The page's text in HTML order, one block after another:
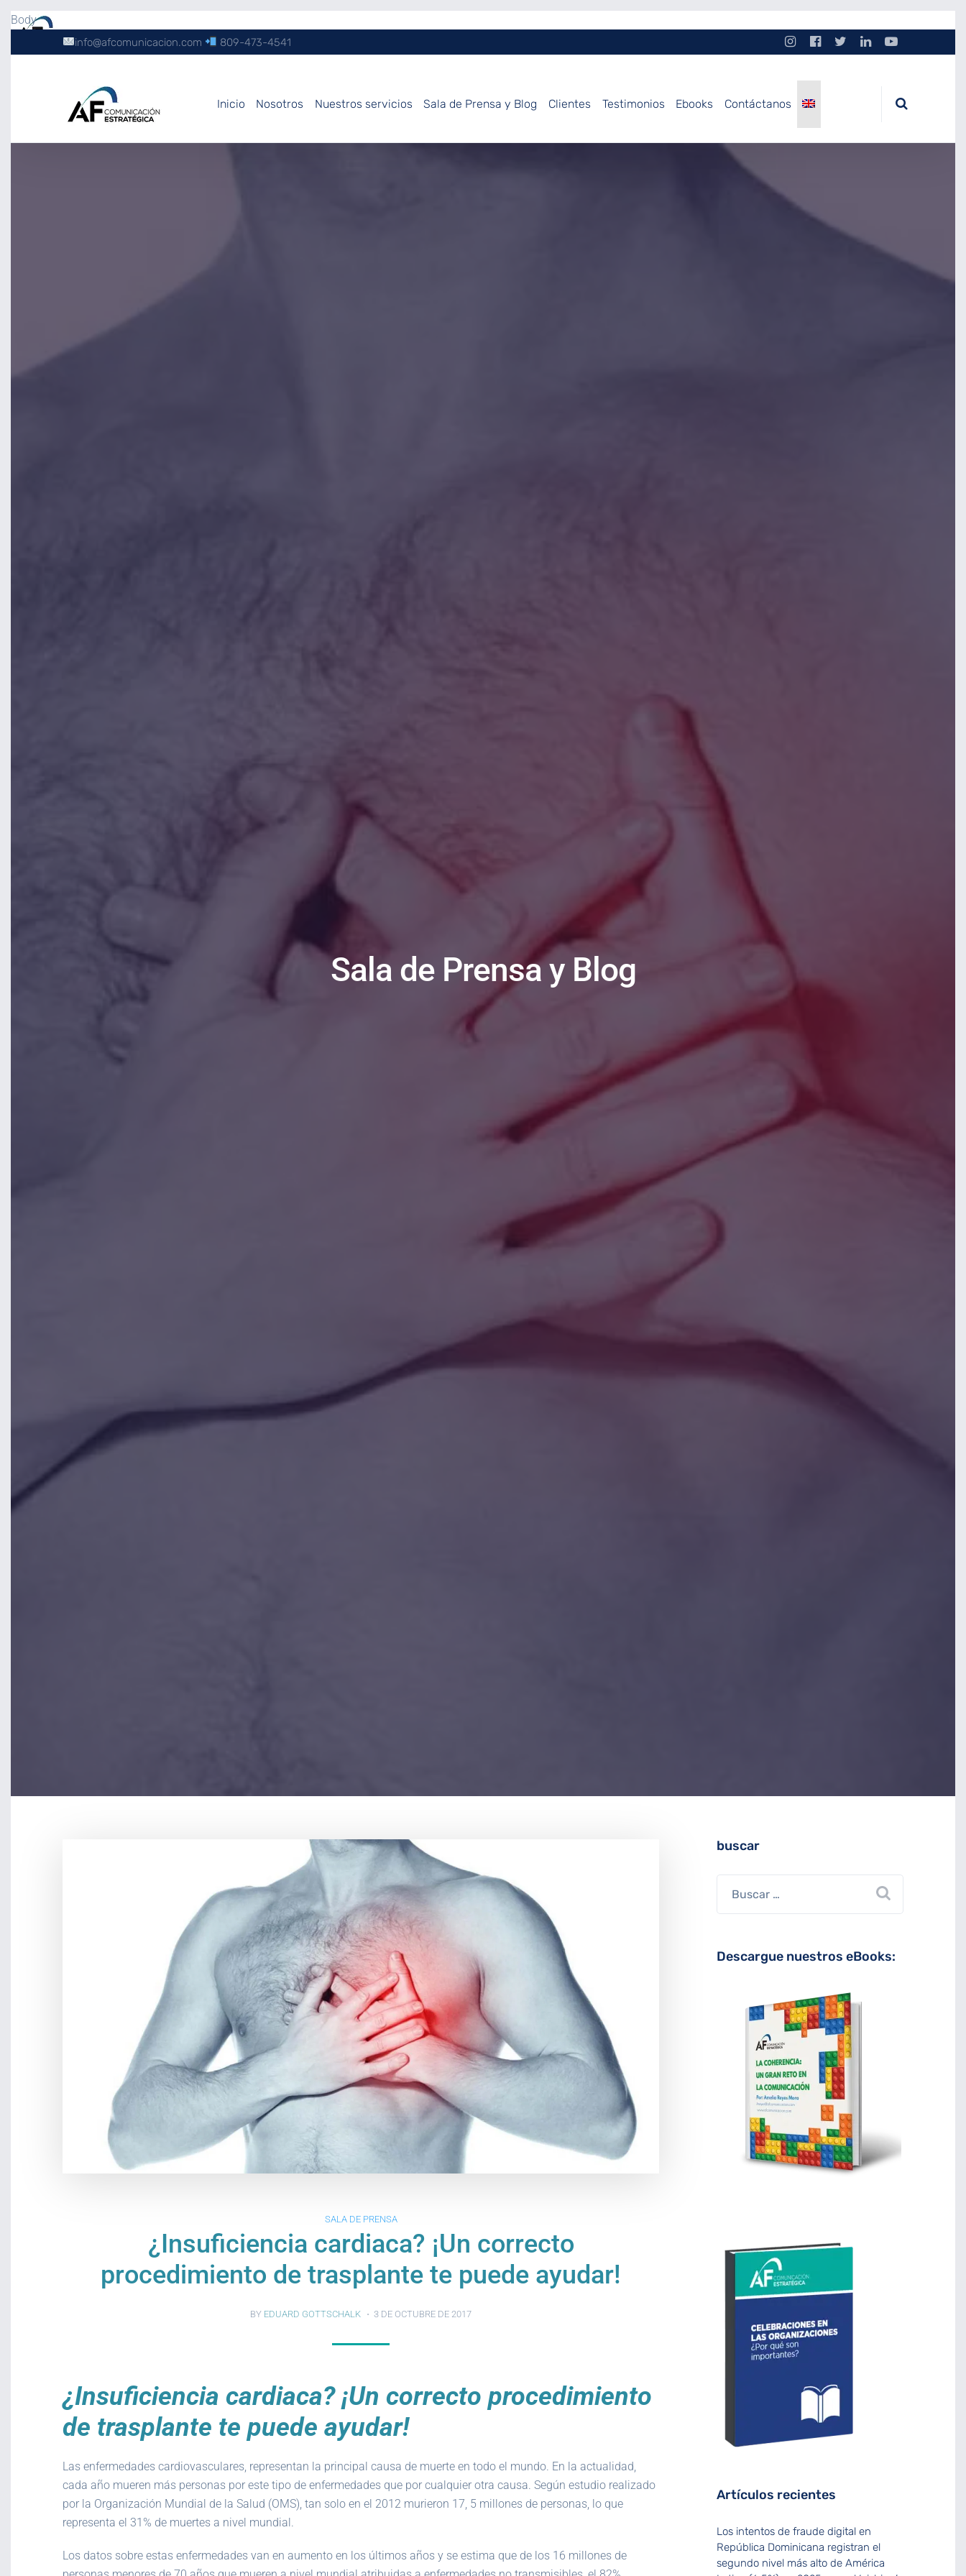
Body
info@afcomunicacion.com 809-473-4541
Inicio Nosotros Nuestros servicios Sala de Prensa y Blog Clientes Testimonios Ebooks Contáctanos
Sala de Prensa y Blog
SALA DE PRENSA
¿Insuficiencia cardiaca? ¡Un correcto
procedimiento de trasplante te puede ayudar!
BY EDUARD GOTTSCHALK 3 DE OCTUBRE DE 2017
¿Insuficiencia cardiaca? ¡Un correcto procedimiento
de trasplante te puede ayudar!
Las enfermedades cardiovasculares, representan la principal causa de muerte en todo el mundo. En la actualidad,
cada año mueren más personas por este tipo de enfermedades que por cualquier otra causa. Según estudio realizado
por la Organización Mundial de la Salud (OMS), tan solo en el 2012 murieron 17, 5 millones de personas, lo que
representa el 31% de muertes a nivel mundial.
Los datos sobre estas enfermedades van en aumento en los últimos años y se estima que de los 16 millones de
buscar
Descargue nuestros eBooks:
Artículos recientes
Los intentos de fraude digital en
República Dominicana registran el
segundo nivel más alto de América